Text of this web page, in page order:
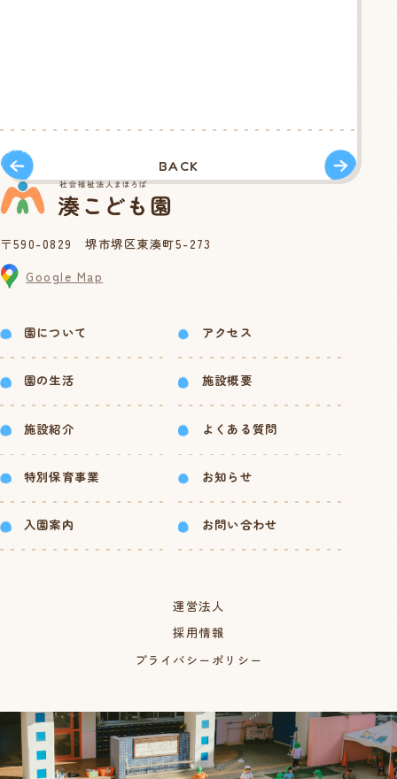
BACK
〒590-0829 堺市堺区東湊町5-273
Google Map
園について
園の生活
施設紹介
特別保育事業
入園案内
アクセス
施設概要
よくある質問
お知らせ
お問い合わせ
運営法人
採用情報
プライバシーポリシー